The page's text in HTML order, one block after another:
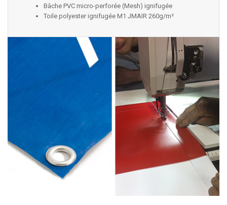
Bâche PVC micro-perforée (Mesh) ignifugée
Toile polyester ignifugée M1 JMAIR 260g/m²